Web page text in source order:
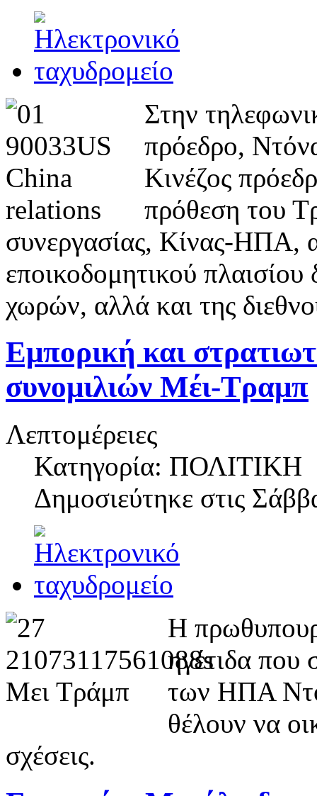
Στην
πρόεδρο,
Κινέζος
πρόθεση του
συνεργασίας, Κίνας-ΗΠΑ,
εποικοδομητικού
χωρών, αλλά και της
Εμπορική και
συνομιλιών Μέι-Τραμπ
Λεπτομέρειες
Κατηγορία: ΠΟΛΙΤΙΚΗ
Δημοσιεύτηκε στις
Η
ηγέτιδα που
των ΗΠΑ
θέλουν να
σχέσεις.